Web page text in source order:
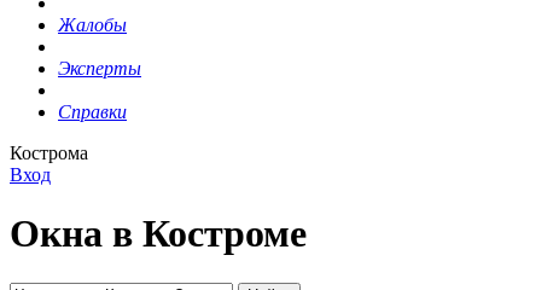
Жалобы
Эксперты
Справки
Кострома
Вход
Окна в Костроме